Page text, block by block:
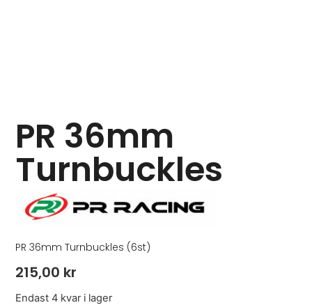
PR 36mm
Turnbuckles
PR 36mm Turnbuckles (6st)
215,00 kr
Endast 4 kvar i lager